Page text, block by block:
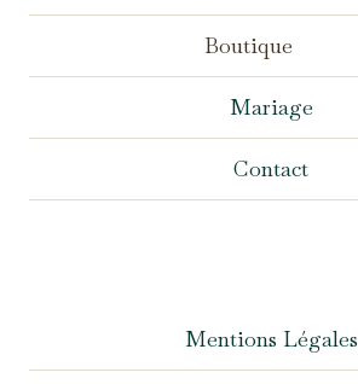
Boutique
Mariage
Contact
Mentions Légales